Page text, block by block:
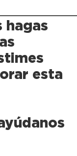
hagas
esta